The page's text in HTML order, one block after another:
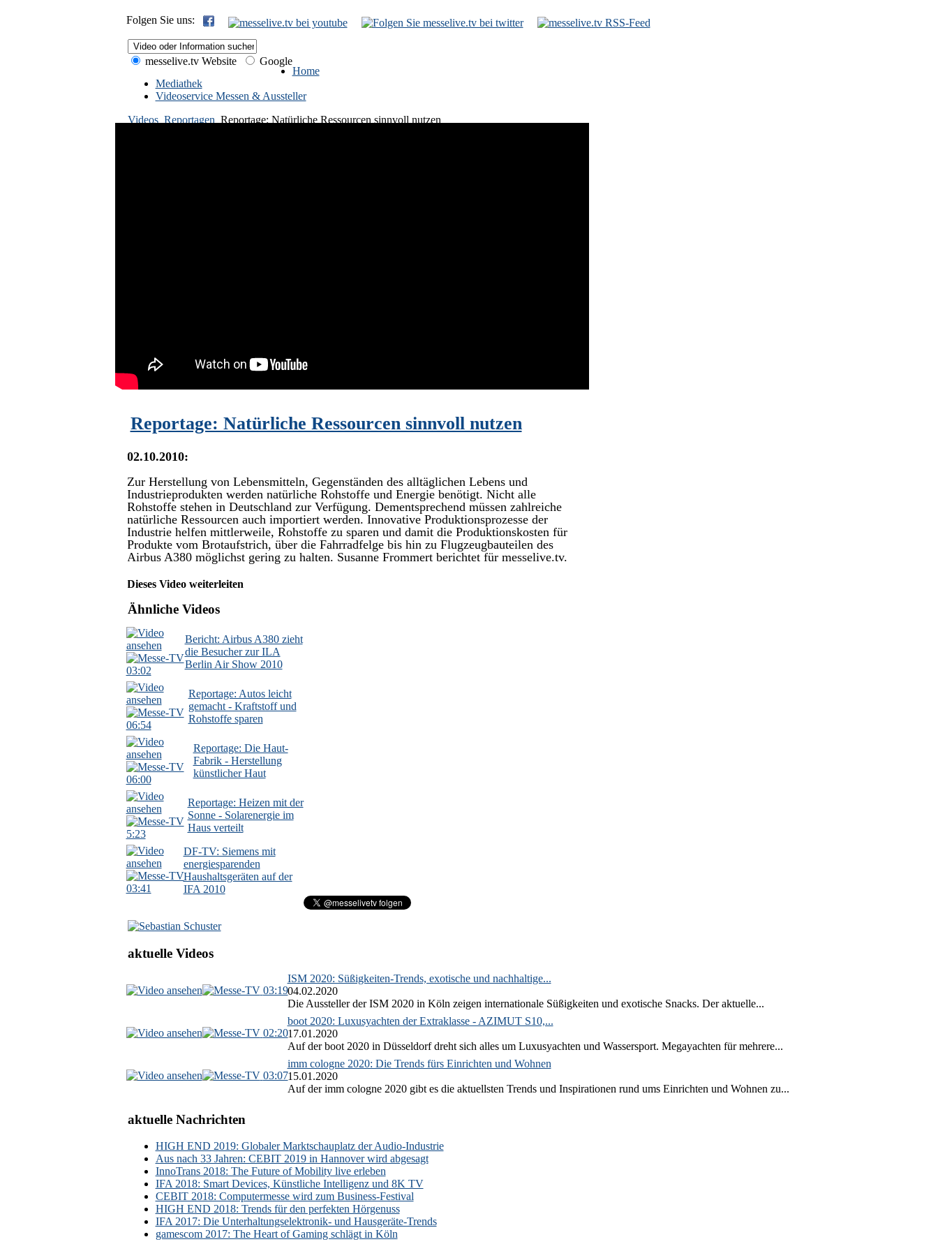
Folgen Sie uns:
messelive.tv Website
Google
Home
Mediathek
Videoservice Messen & Aussteller
Videos Reportagen Reportage: Natürliche Ressourcen sinnvoll nutzen
Reportage: Natürliche Ressourcen sinnvoll nutzen
02.10.2010:
Zur Herstellung von Lebensmitteln, Gegenständen des alltäglichen Lebens und
Industrieprodukten werden natürliche Rohstoffe und Energie benötigt. Nicht alle
Rohstoffe stehen in Deutschland zur Verfügung. Dementsprechend müssen zahlreiche
natürliche Ressourcen auch importiert werden. Innovative Produktionsprozesse der
Industrie helfen mittlerweile, Rohstoffe zu sparen und damit die Produktionskosten für
Produkte vom Brotaufstrich, über die Fahrradfelge bis hin zu Flugzeugbauteilen des
Airbus A380 möglichst gering zu halten. Susanne Frommert berichtet für messelive.tv.
Dieses Video weiterleiten
Ähnliche Videos
03:02
Bericht: Airbus A380 zieht
die Besucher zur ILA
Berlin Air Show 2010
06:54
Reportage: Autos leicht
gemacht - Kraftstoff und
Rohstoffe sparen
06:00
Reportage: Die Haut-
Fabrik - Herstellung
künstlicher Haut
5:23
Reportage: Heizen mit der
Sonne - Solarenergie im
Haus verteilt
03:41
DF-TV: Siemens mit
energiesparenden
Haushaltsgeräten auf der
IFA 2010
aktuelle Videos
03:19
ISM 2020: Süßigkeiten-Trends, exotische und nachhaltige...
04.02.2020
Die Aussteller der ISM 2020 in Köln zeigen internationale Süßigkeiten und exotische Snacks. Der aktuelle...
02:20
boot 2020: Luxusyachten der Extraklasse - AZIMUT S10,...
17.01.2020
Auf der boot 2020 in Düsseldorf dreht sich alles um Luxusyachten und Wassersport. Megayachten für mehrere...
03:07
imm cologne 2020: Die Trends fürs Einrichten und Wohnen
15.01.2020
Auf der imm cologne 2020 gibt es die aktuellsten Trends und Inspirationen rund ums Einrichten und Wohnen zu...
aktuelle Nachrichten
HIGH END 2019: Globaler Marktschauplatz der Audio-Industrie
Aus nach 33 Jahren: CEBIT 2019 in Hannover wird abgesagt
InnoTrans 2018: The Future of Mobility live erleben
IFA 2018: Smart Devices, Künstliche Intelligenz und 8K TV
CEBIT 2018: Computermesse wird zum Business-Festival
HIGH END 2018: Trends für den perfekten Hörgenuss
IFA 2017: Die Unterhaltungselektronik- und Hausgeräte-Trends
gamescom 2017: The Heart of Gaming schlägt in Köln